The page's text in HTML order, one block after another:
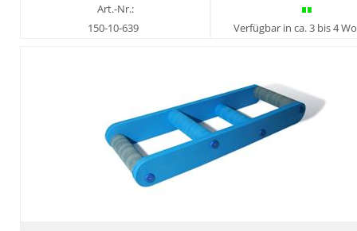
Art.-Nr.:
150-10-639
Verfügbar in ca. 3 bis 4